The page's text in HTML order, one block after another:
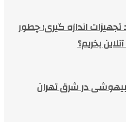
اندازه گیری؛ چطور
بخریم؟
در شرق تهران